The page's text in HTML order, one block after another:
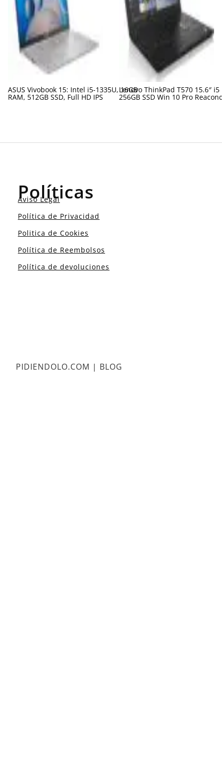
ASUS Vivobook 15: Intel i5-1335U, 16GB
RAM, 512GB SSD, Full HD IPS
Lenovo ThinkPad T570 15.6″ i5
256GB SSD Win 10 Pro
Políticas
Aviso Legal
Política de Privacidad
Politica de Cookies
Política de Reembolsos
Política de devoluciones
PIDIENDOLO.COM | BLOG